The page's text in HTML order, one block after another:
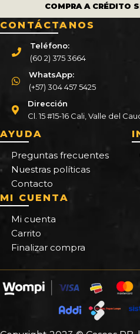
COMPRA A CRÉDITO
CONTÁCTANOS
Teléfono:
(60 2) 375 3664
WhatsApp:
(+57) 304 457 5425
Dirección
Cl. 15 #15-16 Cali, Valle del
AYUDA
Preguntas frecuentes
Nuestras políticas
Contacto
MI CUENTA
Mi cuenta
Carrito
Finalizar compra